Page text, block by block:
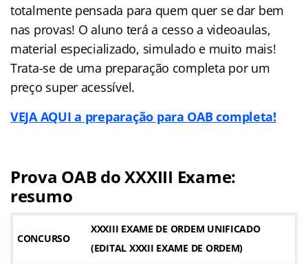
totalmente pensada para quem quer se dar bem
nas provas! O aluno terá a cesso a videoaulas,
material especializado, simulado e muito mais!
Trata-se de uma preparação completa por um
preço super acessível.
VEJA AQUI a preparação para OAB completa!
Prova OAB do XXXIII Exame:
resumo
CONCURSO
XXXIII EXAME DE ORDEM UNIFICADO
(EDITAL XXXII EXAME DE ORDEM)